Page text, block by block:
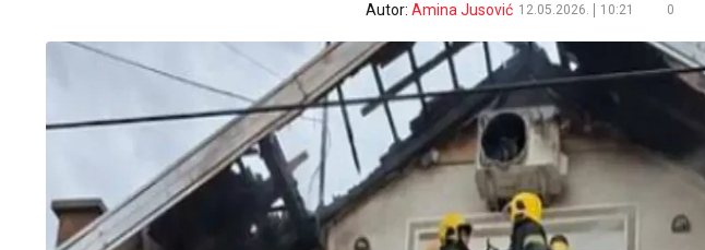
Autor: Amina Jusović 12.05.2026. 10:21 0